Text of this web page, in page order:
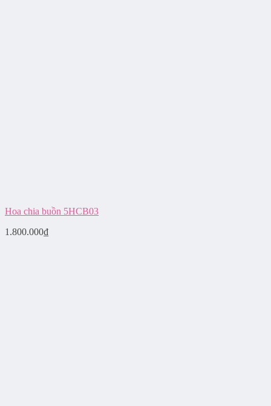
Hoa chia buồn 5HCB03
1.800.000₫